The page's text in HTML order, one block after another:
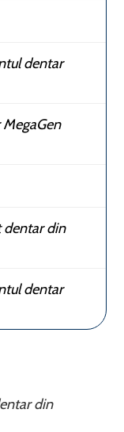
dentar
dentar din
dentar
din